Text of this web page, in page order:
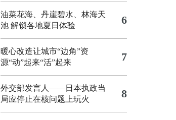
油菜花海、丹崖碧水、林海天
池 解锁各地夏日体验
6
暖心改造让城市“边角”资
源“动”起来“活”起来
7
外交部发言人——日本执政当
局应停止在核问题上玩火
8